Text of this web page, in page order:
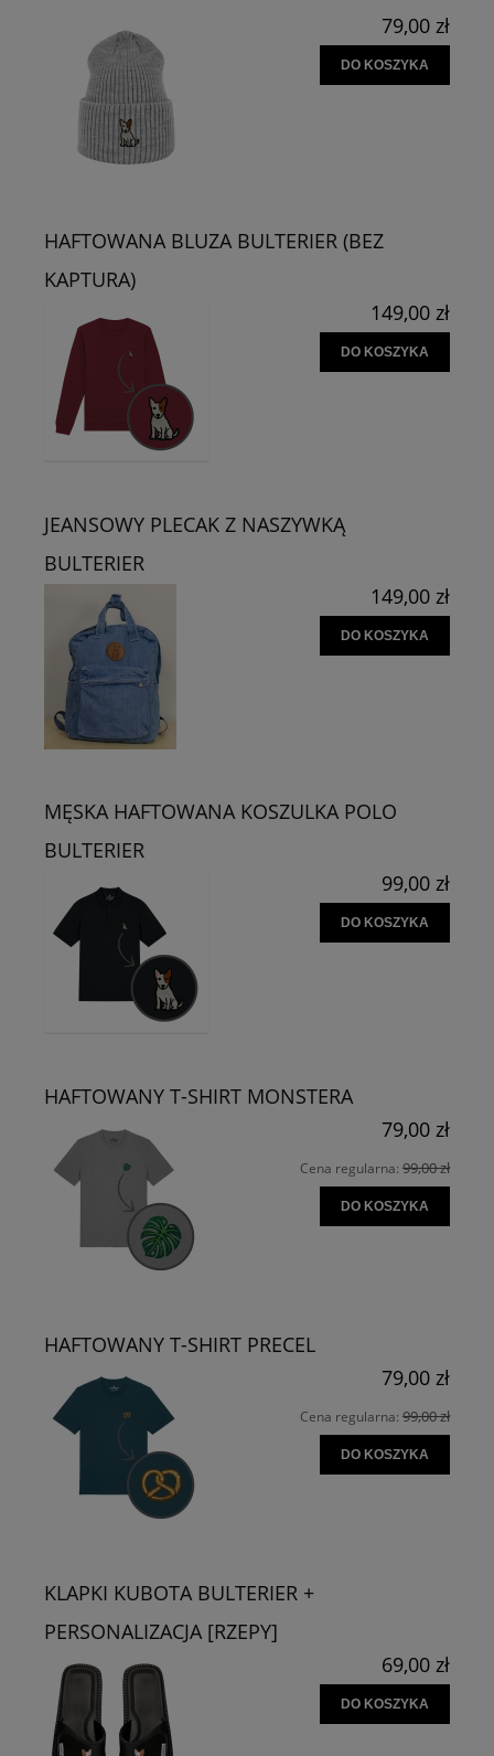
79,00 zł
DO KOSZYKA
HAFTOWANA BLUZA BULTERIER (BEZ
KAPTURA)
149,00 zł
DO KOSZYKA
JEANSOWY PLECAK Z NASZYWKĄ
BULTERIER
149,00 zł
DO KOSZYKA
MĘSKA HAFTOWANA KOSZULKA POLO
BULTERIER
99,00 zł
DO KOSZYKA
HAFTOWANY T-SHIRT MONSTERA
79,00 zł
Cena regularna: 99,00 zł
DO KOSZYKA
HAFTOWANY T-SHIRT PRECEL
79,00 zł
Cena regularna: 99,00 zł
DO KOSZYKA
KLAPKI KUBOTA BULTERIER +
PERSONALIZACJA [RZEPY]
69,00 zł
DO KOSZYKA